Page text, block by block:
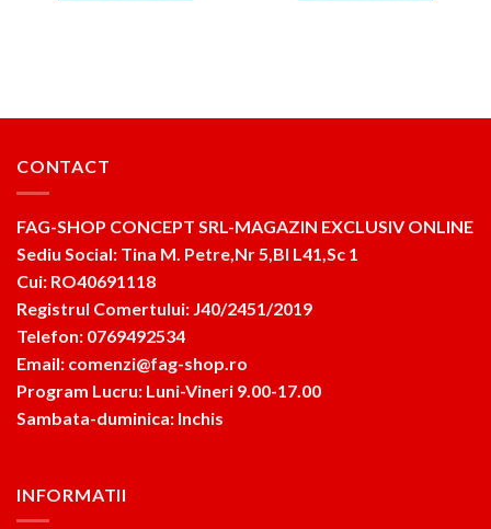
47lei.
95lei.
CONTACT
FAG-SHOP CONCEPT SRL-MAGAZIN EXCLUSIV ONLINE
Sediu Social: Tina M. Petre,Nr 5,Bl L41,Sc 1
Cui: RO40691118
Registrul Comertului: J40/2451/2019
Telefon: 0769492534
Email: comenzi@fag-shop.ro
Program Lucru: Luni-Vineri 9.00-17.00
Sambata-duminica: Inchis
INFORMATII